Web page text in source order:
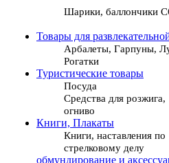
Шарики, баллончики
Товары для
Арбалеты, Гарпуны,
Рогатки
Туристические товары
Посуда
Средства для розжига,
огниво
Книги, Плакаты
Книги, наставления по
стрелковому делу
обмундирование и